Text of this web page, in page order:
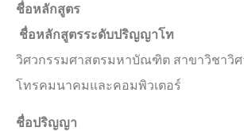
ชื่อหลักสูตร
ชื่อหลักสูตรระดับปริญญาโท
วิศวกรรมศาสตรมหาบัณฑิต สาขาวิชาวิศ
โทรคมนาคมและคอมพิวเตอร์
ชื่อปริญญา